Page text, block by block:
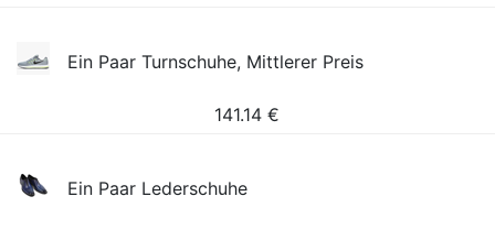
Ein Paar Turnschuhe, Mittlerer Preis
141.14 €
Ein Paar Lederschuhe